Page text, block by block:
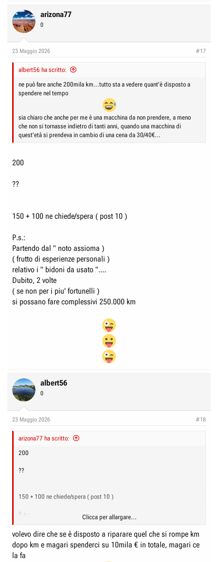
c
t
i
s
arizona77
0
23 Maggio 2026 #17
albert56 ha scritto:
ne può fare anche 200mila km...tutto sta a vedere quant'è disposto a
spendere nel tempo
sia chiaro che anche per me è una macchina da non prendere, a meno
che non si tornasse indietro di tanti anni, quando una macchina di
quest'età si prendeva in cambio di una cena da 30/40€...
200
??
150 + 100 ne chiede/spera ( post 10 )
P.s.:
Partendo dal " noto assioma )
( frutto di esperienze personali )
relativo i " bidoni da usato "....
Dubito, 2 volte
( se non per i piu' fortunelli )
si possano fare complessivi 250.000 km
albert56
0
23 Maggio 2026 #18
arizona77 ha scritto:
200
??
150 + 100 ne chiede/spera ( post 10 )
P.s.:
( frutto di esperienze personali )
relativo i " bidoni da usato "....
Dubito, 2 volte
( se non per i piu' fortunelli )
Clicca per allargare...
volevo dire che se è disposto a riparare quel che si rompe km
dopo km e magari spenderci su 10mila € in totale, magari ce
la fa